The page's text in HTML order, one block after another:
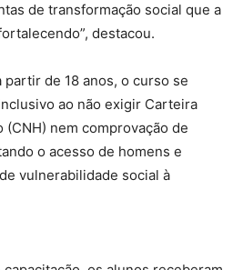
de transformação social que a
destacou.
partir de 18 anos, o curso se
ao não exigir Carteira
(CNH) nem comprovação de
o acesso de homens e
vulnerabilidade social à